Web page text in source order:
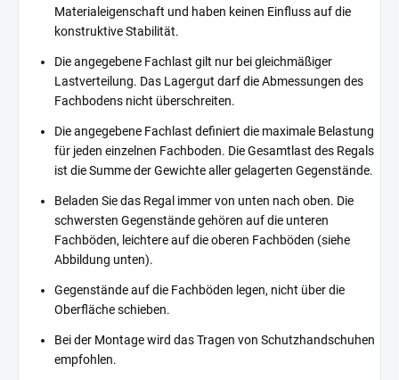
Materialeigenschaft und haben keinen Einfluss auf die
konstruktive Stabilität.
Die angegebene Fachlast gilt nur bei gleichmäßiger
Lastverteilung. Das Lagergut darf die Abmessungen des
Fachbodens nicht überschreiten.
Die angegebene Fachlast definiert die maximale Belastung
für jeden einzelnen Fachboden. Die Gesamtlast des Regals
ist die Summe der Gewichte aller gelagerten Gegenstände.
Beladen Sie das Regal immer von unten nach oben. Die
schwersten Gegenstände gehören auf die unteren
Fachböden, leichtere auf die oberen Fachböden (siehe
Abbildung unten).
Gegenstände auf die Fachböden legen, nicht über die
Oberfläche schieben.
Bei der Montage wird das Tragen von Schutzhandschuhen
empfohlen.